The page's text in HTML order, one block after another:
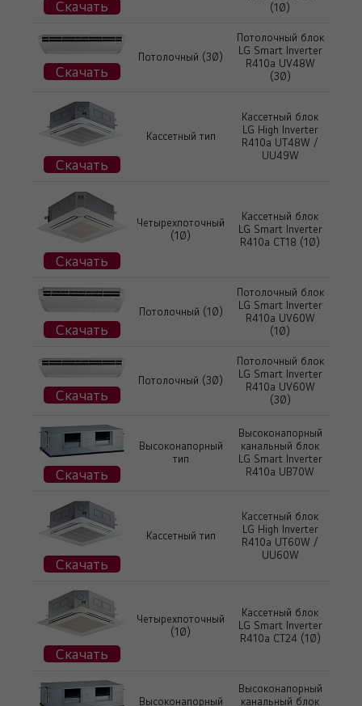
Скачать
(1Ø)
Скачать
Потолочный (3Ø)
Потолочный блок
LG Smart Inverter
R410a UV48W
(3Ø)
Скачать
Кассетный тип
Кассетный блок
LG High Inverter
R410a UT48W /
UU49W
Скачать
Четырехпоточный
(1Ø)
Кассетный блок
LG Smart Inverter
R410a CT18 (1Ø)
Скачать
Потолочный (1Ø)
Потолочный блок
LG Smart Inverter
R410a UV60W
(1Ø)
Скачать
Потолочный (3Ø)
Потолочный блок
LG Smart Inverter
R410a UV60W
(3Ø)
Скачать
Высоконапорный
тип
Высоконапорный
канальный блок
LG Smart Inverter
R410a UB70W
Скачать
Кассетный тип
Кассетный блок
LG High Inverter
R410a UT60W /
UU60W
Скачать
Четырехпоточный
(1Ø)
Кассетный блок
LG Smart Inverter
R410a CT24 (1Ø)
Высоконапорный
Высоконапорный
канальный блок